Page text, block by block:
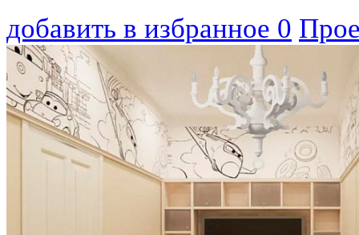
добавить в избранное 0